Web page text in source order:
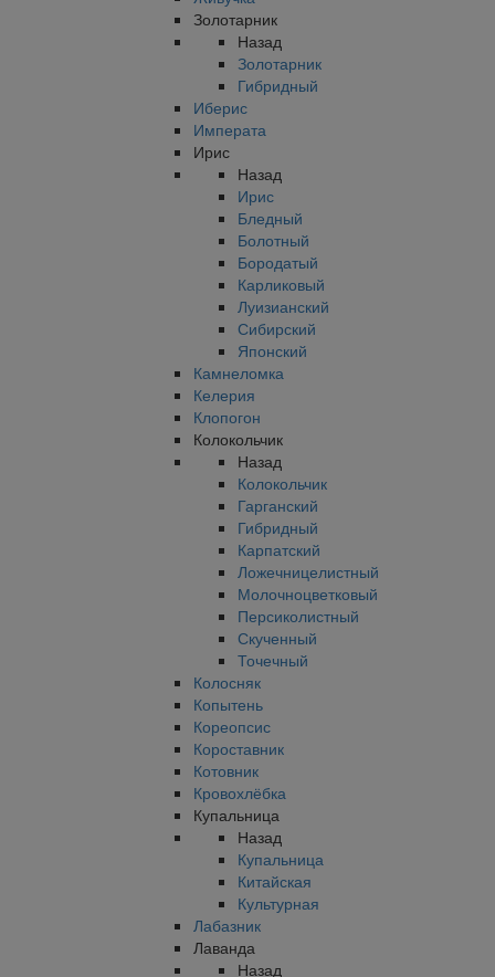
Золотарник
Назад
Золотарник
Гибридный
Иберис
Императа
Ирис
Назад
Ирис
Бледный
Болотный
Бородатый
Карликовый
Луизианский
Сибирский
Японский
Камнеломка
Келерия
Клопогон
Колокольчик
Назад
Колокольчик
Гарганский
Гибридный
Карпатский
Ложечницелистный
Молочноцветковый
Персиколистный
Скученный
Точечный
Колосняк
Копытень
Кореопсис
Короставник
Котовник
Кровохлёбка
Купальница
Назад
Купальница
Китайская
Культурная
Лабазник
Лаванда
Назад